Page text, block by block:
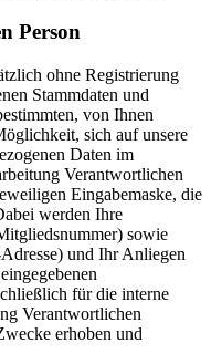
Person
ohne Registrierung
Stammdaten und
von Ihnen
sich auf unsere
Daten im
Verantwortlichen
Eingabemaske, die
werden Ihre
sowie
und Ihr Anliegen
für die interne
Verantwortlichen
erhoben und